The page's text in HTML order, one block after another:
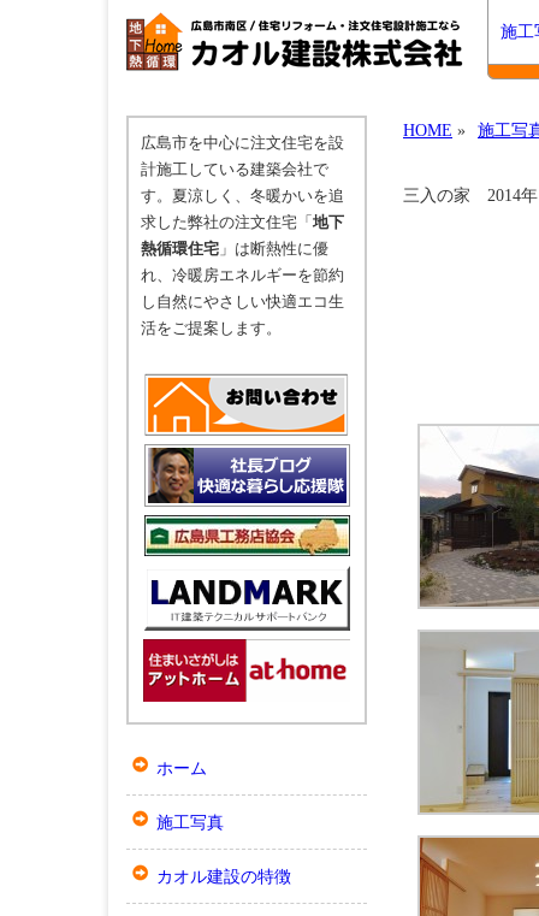
施工
HOME » 施工写
三入の家 2014
広島市を中心に注文住宅を設
計施工している建築会社で
す。夏涼しく、冬暖かいを追
求した弊社の注文住宅「 地下
熱循環住宅 」は断熱性に優
れ、冷暖房エネルギーを節約
し自然にやさしい快適エコ生
活をご提案します。
ホーム
施工写真
カオル建設の特徴